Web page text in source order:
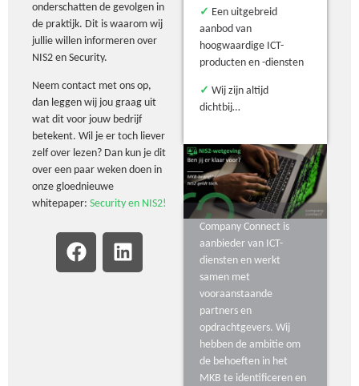
onderschatten de gevolgen in
de praktijk. Dit is waarom wij
jullie willen informeren over
NIS2 en Security.
Neem contact met ons op,
dan leggen wij jou graag uit
wat dit voor jouw bedrijf
betekent. Wil je er toch liever
zelf over lezen? Dan kun je dit
over een paar weken doen in
onze gloednieuwe
whitepaper: Security en NIS2!
✓ Een uitgebreid
aanbod van
hoogwaardige ICT-
producten en -diensten
✓ Wij zijn altijd
dichtbij…
Company Connect is
aanbieder van ICT-
diensten en werkt
samen met
vooraanstaande
partners en
opdrachtgevers. Wij
hebben de ambitie om
de behoeften in het
MKB te identificeren en